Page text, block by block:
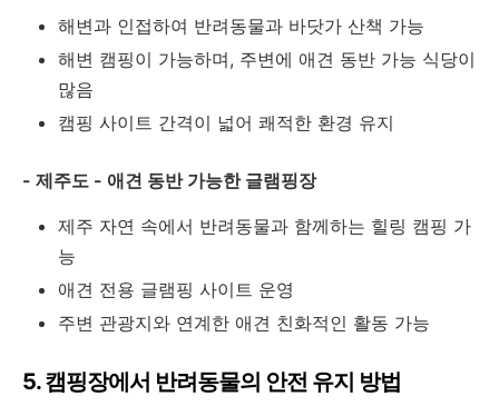
해변과 인접하여 반려동물과 바닷가 산책 가능
해변 캠핑이 가능하며, 주변에 애견 동반 가능 식당이
많음
캠핑 사이트 간격이 넓어 쾌적한 환경 유지
- 제주도 - 애견 동반 가능한 글램핑장
제주 자연 속에서 반려동물과 함께하는 힐링 캠핑 가
능
애견 전용 글램핑 사이트 운영
주변 관광지와 연계한 애견 친화적인 활동 가능
5. 캠핑장에서 반려동물의 안전 유지 방법